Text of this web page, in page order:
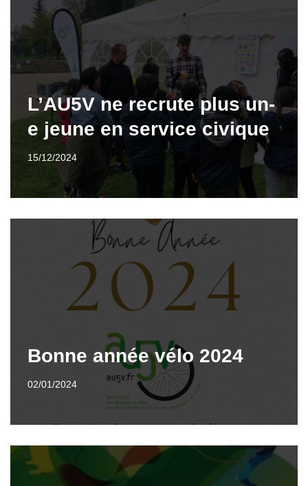
L’AU5V ne recrute plus un-
e jeune en service civique
15/12/2024
Bonne année vélo 2024
02/01/2024